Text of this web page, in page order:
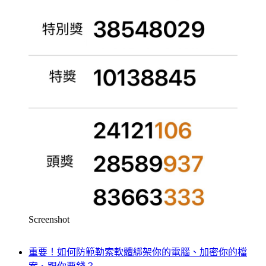
Screenshot
重要！如何防範勒索軟體綁架你的電腦、加密你的檔